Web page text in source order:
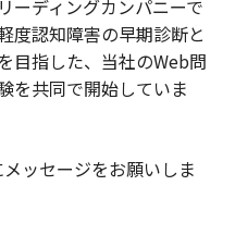
ーディングカンパニーで
度認知障害の早期診断と
目指した、当社のWeb問
を共同で開始していま
ッセージをお願いしま